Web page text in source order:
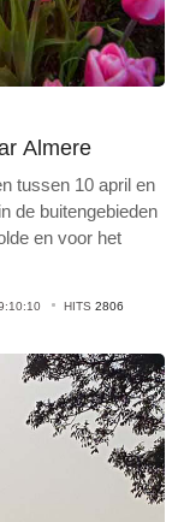
Almere
tussen 10 april en
de buitengebieden
en voor het
HITS 2806